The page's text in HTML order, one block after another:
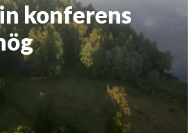
konferens